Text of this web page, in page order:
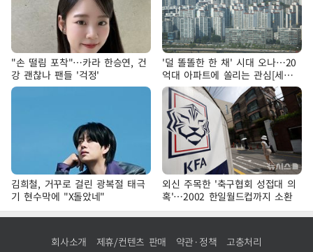
"손 떨림 포착"…카라 한승연, 건
강 괜찮나 팬들 '걱정'
'덜 똘똘한 한 채' 시대 오나…20
억대 아파트에 쏠리는 관심[세제
개편, 그 이후②]
김희철, 거꾸로 걸린 광복절 태극
기 현수막에 "X돌았네"
외신 주목한 '축구협회 성접대 의
혹'…2002 한일월드컵까지 소환
회사소개 제휴/컨텐츠 판매 약관·정책 고충처리